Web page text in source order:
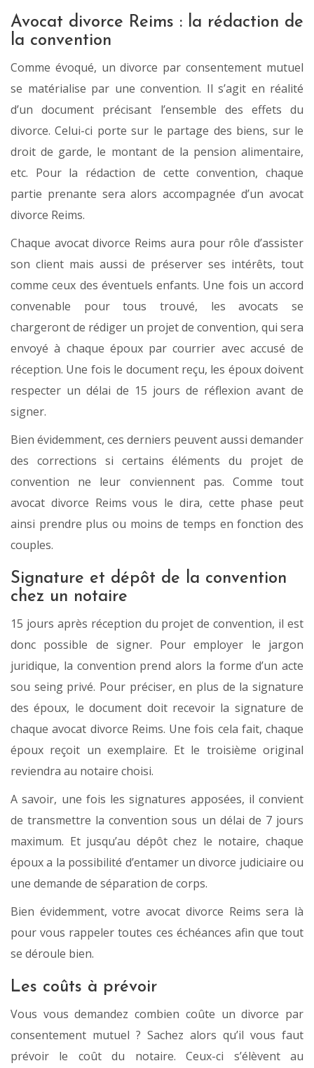
Avocat divorce Reims : la rédaction de
la convention
Comme évoqué, un divorce par consentement mutuel
se matérialise par une convention. Il s’agit en réalité
d’un document précisant l’ensemble des effets du
divorce. Celui-ci porte sur le partage des biens, sur le
droit de garde, le montant de la pension alimentaire,
etc. Pour la rédaction de cette convention, chaque
partie prenante sera alors accompagnée d’un avocat
divorce Reims.
Chaque avocat divorce Reims aura pour rôle d’assister
son client mais aussi de préserver ses intérêts, tout
comme ceux des éventuels enfants. Une fois un accord
convenable pour tous trouvé, les avocats se
chargeront de rédiger un projet de convention, qui sera
envoyé à chaque époux par courrier avec accusé de
réception. Une fois le document reçu, les époux doivent
respecter un délai de 15 jours de réflexion avant de
signer.
Bien évidemment, ces derniers peuvent aussi demander
des corrections si certains éléments du projet de
convention ne leur conviennent pas. Comme tout
avocat divorce Reims vous le dira, cette phase peut
ainsi prendre plus ou moins de temps en fonction des
couples.
Signature et dépôt de la convention
chez un notaire
15 jours après réception du projet de convention, il est
donc possible de signer. Pour employer le jargon
juridique, la convention prend alors la forme d’un acte
sou seing privé. Pour préciser, en plus de la signature
des époux, le document doit recevoir la signature de
chaque avocat divorce Reims. Une fois cela fait, chaque
époux reçoit un exemplaire. Et le troisième original
reviendra au notaire choisi.
A savoir, une fois les signatures apposées, il convient
de transmettre la convention sous un délai de 7 jours
maximum. Et jusqu’au dépôt chez le notaire, chaque
époux a la possibilité d’entamer un divorce judiciaire ou
une demande de séparation de corps.
Bien évidemment, votre avocat divorce Reims sera là
pour vous rappeler toutes ces échéances afin que tout
se déroule bien.
Les coûts à prévoir
Vous vous demandez combien coûte un divorce par
consentement mutuel ? Sachez alors qu’il vous faut
prévoir le coût du notaire. Ceux-ci s’élèvent au